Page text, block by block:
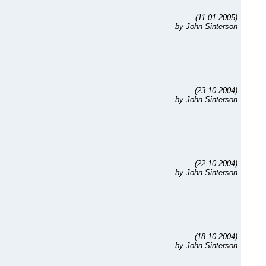
(11.01.2005)
by John Sinterson
(23.10.2004)
by John Sinterson
(22.10.2004)
by John Sinterson
(18.10.2004)
by John Sinterson